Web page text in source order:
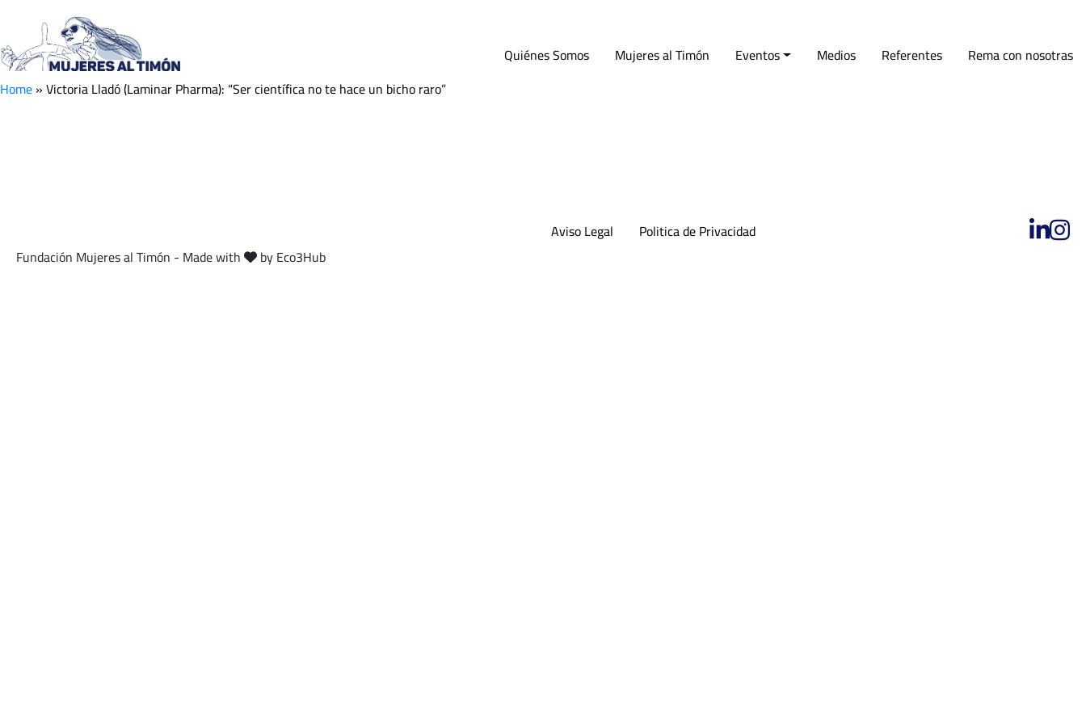
Quiénes Somos Mujeres al Timón Eventos Medios Referentes Rema con nosotras
Victoria Lladó (Laminar Pharma): “Ser científica no te hace un
bicho raro”
Home»Victoria Lladó (Laminar Pharma): “Ser científica no te hace un bicho raro”
Aviso Legal
Politica de Privacidad
Fundación Mujeres al Timón - Made with
by Eco3Hub